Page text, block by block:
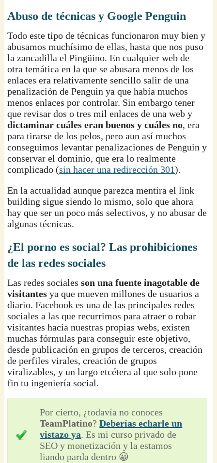
Abuso de técnicas y Google Penguin
Todo este tipo de técnicas funcionaron muy bien y
abusamos muchísimo de ellas, hasta que nos puso
la zancadilla el Pingüino. En cualquier web de
otra temática en la que se abusara menos de los
enlaces era relativamente sencillo salir de una
penalización de Penguin ya que había muchos
menos enlaces por controlar. Sin embargo tener
que revisar dos o tres mil enlaces de una web y
dictaminar cuáles eran buenos y cuáles no, era
para tirarse de los pelos, pero aun así muchos
conseguimos levantar penalizaciones de Penguin y
conservar el dominio, que era lo realmente
complicado (sin hacer una redirección 301).
En la actualidad aunque parezca mentira el link
building sigue siendo lo mismo, solo que ahora
hay que ser un poco más selectivos, y no abusar de
algunas técnicas.
¿El porno es social? Las prohibiciones
de las redes sociales
Las redes socialesson una fuente inagotable de
visitantes ya que mueven millones de usuarios a
diario. Facebook es una de las principales redes
sociales a las que recurrimos para atraer o robar
visitantes hacia nuestras propias webs, existen
muchas fórmulas para conseguir este objetivo,
desde publicación en grupos de terceros, creación
de perfiles virales, creación de grupos
viralizables, y un largo etcétera al que solo pone
fin tu ingeniería social.
Por cierto, ¿todavía no conoces
TeamPlatino?Deberías echarle un
vistazo ya. Es mi curso privado de
SEO y monetización y la estamos
liando parda dentro 😀